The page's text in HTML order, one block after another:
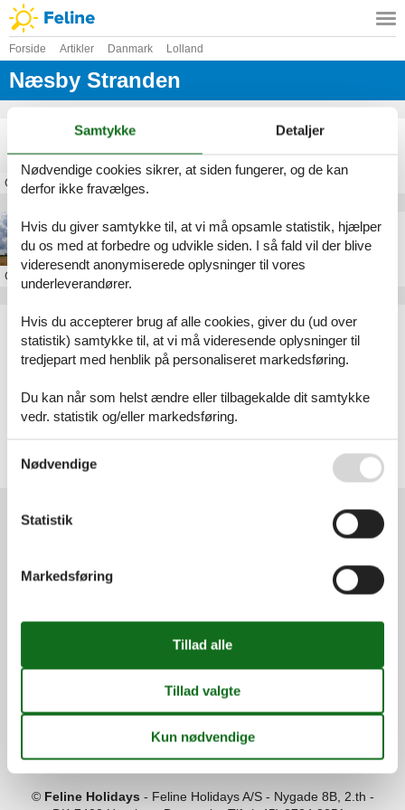
Forside Artikler Danmark Lolland
Næsby Stranden
Langtidsleje sommerhus Næsby Strand
Om Næsby Stranden
Sommerhus ved Næsby Strand
Om Næsby Stranden
Artikeltyper
Alle
Sommerhus
Geografier
Alle
Næsby Stranden
Om os
© Feline Holidays - Feline Holidays A/S- Nygade 8B, 2.th -
Samtykke Detaljer
Nødvendige cookies sikrer, at siden fungerer, og de kan
derfor ikke fravælges.
Hvis du giver samtykke til, at vi må opsamle statistik, hjælper
du os med at forbedre og udvikle siden. I så fald vil der blive
videresendt anonymiserede oplysninger til vores
underleverandører.
Hvis du accepterer brug af alle cookies, giver du (ud over
statistik) samtykke til, at vi må videresende oplysninger til
tredjepart med henblik på personaliseret markedsføring.
Du kan når som helst ændre eller tilbagekalde dit samtykke
vedr. statistik og/eller markedsføring.
Nødvendige
Statistik
Markedsføring